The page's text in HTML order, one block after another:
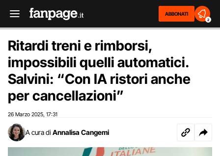
ABBONATI
2
Ritardi treni e rimborsi,
impossibili quelli automatici.
Salvini: “Con IA ristori anche
per cancellazioni”
26 Marzo 2025 17:31
A cura di Annalisa Cangemi